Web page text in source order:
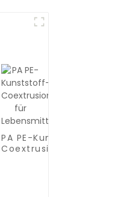
zur
PA PE-Kunststoff-
Coextrusionsfolie für